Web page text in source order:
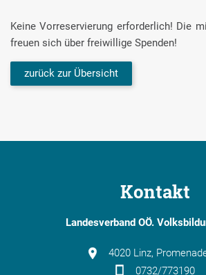
Keine Vorreservierung erforderlich! Die
freuen sich über freiwillige Spenden!
zurück zur Übersicht
Kontakt
Landesverband OÖ.
4020 Linz,
0732/773190